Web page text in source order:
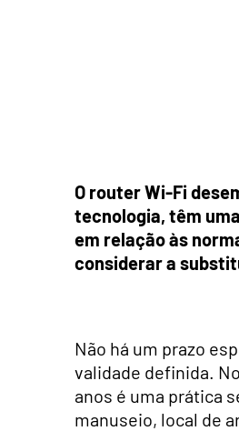
O router Wi-Fi
tecnologia, têm
em relação às
considerar a
Não há um prazo
validade definida.
anos é uma prática
manuseio, local de